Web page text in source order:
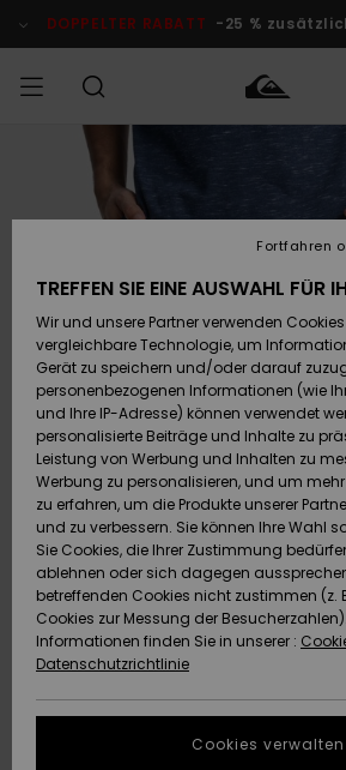
Produktinformation
DOPPELTER RABATT -25 %
MÄNNER
Accessoires
Schuhe&
Flip-Flops
Surf
Snow
Brandneu
Highlights
Accessoires
Schuhe&
Flip-Flops
Surf
Snow
Brandneu
Highlights
FRAUEN
Brandneu
Highlights
Snow
SURF
Kinder
Highlights
Community
SNOW
Snow Shop
Kinder
Snow Shop
Damen
Highlights
Community
DOPPELTER
RABATT
KINDER
Outlet
Frauen
HILFE & KONTAKT
Retouren
Bezahlung
Geschenkkarte
Quiksilver
Freedom
Datenschutz
Starten Sie eine
NACHHALTIGKEIT
SHOPS
TREFFEN SIE EINE AUSWAHL FÜR
Wir und unsere Partner verwenden
vergleichbare Technologie, um
Gerät zu speichern und/oder darauf
personenbezogenen Informationen (wie
und Ihre IP-Adresse) können verwendet
personalisierte Beiträge und Inhalte zu
Leistung von Werbung und Inhalten zu
Werbung zu personalisieren, und um
zu erfahren, um die Produkte unserer
und zu verbessern. Sie können Ihre Wahl
Sie Cookies, die Ihrer Zustimmung
ablehnen oder sich dagegen
betreffenden Cookies nicht zustimmen (z.
Cookies zur Messung der
Informationen finden Sie in unserer :
Datenschutzrichtlinie
Cookies verwalten
Fortfahren